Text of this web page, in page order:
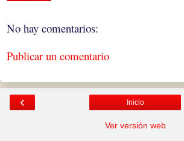
No hay comentarios:
Publicar un comentario
‹ Inicio
Ver versión web